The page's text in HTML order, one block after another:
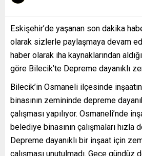
Eskişehir’de yaşanan son dakika
olarak sizlerle paylaşmaya devam
haber olarak iha kaynaklarından
göre Bilecik’te Depreme dayanıklı
Bilecik’in Osmaneli ilçesinde
binasının zemininde depreme
çalışması yapılıyor. Osmaneli’nde
belediye binasının çalışmaları hızla
Depreme dayanıklı bir inşaat için
çalışması unutulmadı. Gece gündüz